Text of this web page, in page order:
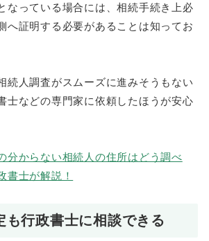
なっている場合には、相続手続き上必
へ証明する必要があることは知ってお
続人調査がスムーズに進みそうもない
士などの専門家に依頼したほうが安心
分からない相続人の住所はどう調べ
書士が解説！
も行政書士に相談できる